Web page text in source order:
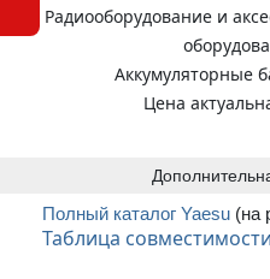
Радиооборудование и
Аккумуляторные
Цена
Полный каталог Yaesu (на
Таблица